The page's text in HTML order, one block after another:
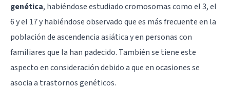
genética, habiéndose estudiado cromosomas como el 3, el
6 y el 17 y habiéndose observado que es más frecuente en la
población de ascendencia asiática y en personas con
familiares que la han padecido. También se tiene este
aspecto en consideración debido a que en ocasiones se
asocia a trastornos genéticos.